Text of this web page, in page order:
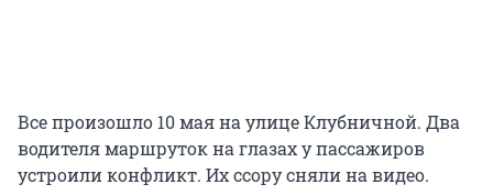
Все произошло 10 мая на улице Клубничной. Два
водителя маршруток на глазах у пассажиров
устроили конфликт. Их ссору сняли на видео.